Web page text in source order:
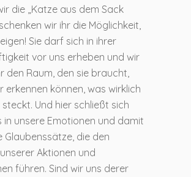
die „Katze aus dem Sack
wir ihr die Möglichkeit,
Sie darf sich in ihrer
vor uns erheben und wir
den Raum, den sie braucht,
erkennen können, was wirklich
Und hier schließt sich
in unsere Emotionen und damit
Glaubenssätze, die den
Aktionen und
führen. Sind wir uns derer